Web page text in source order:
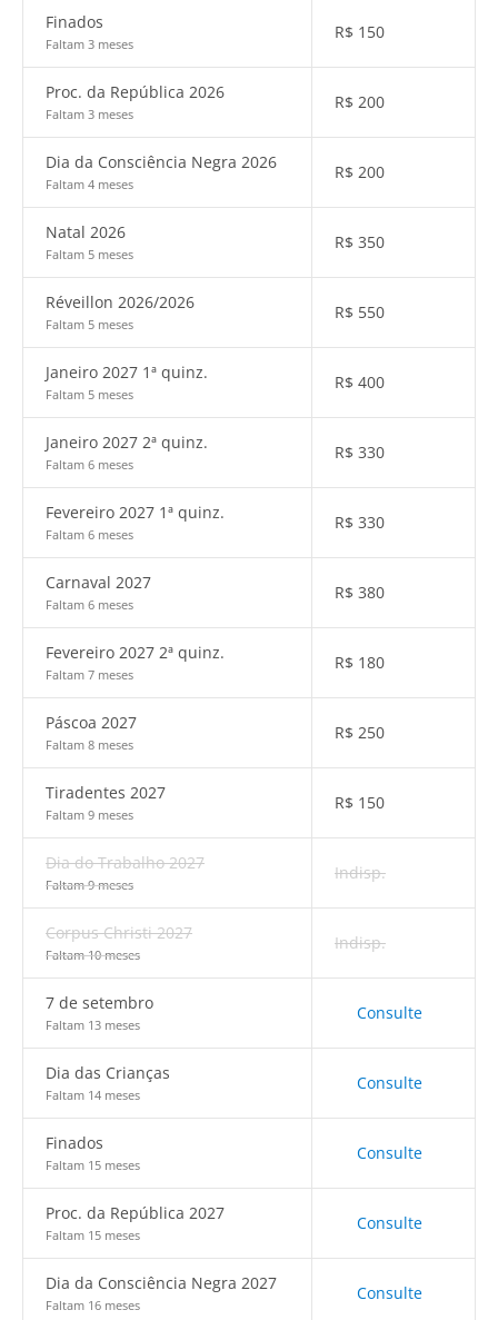
Finados
Faltam 3 meses
R$ 150
Proc. da República 2026
Faltam 3 meses
R$ 200
Dia da Consciência Negra 2026
Faltam 4 meses
R$ 200
Natal 2026
Faltam 5 meses
R$ 350
Réveillon 2026/2026
Faltam 5 meses
R$ 550
Janeiro 2027 1ª quinz.
Faltam 5 meses
R$ 400
Janeiro 2027 2ª quinz.
Faltam 6 meses
R$ 330
Fevereiro 2027 1ª quinz.
Faltam 6 meses
R$ 330
Carnaval 2027
Faltam 6 meses
R$ 380
Fevereiro 2027 2ª quinz.
Faltam 7 meses
R$ 180
Páscoa 2027
Faltam 8 meses
R$ 250
Tiradentes 2027
Faltam 9 meses
R$ 150
Dia do Trabalho 2027
Faltam 9 meses
Indisp.
Corpus Christi 2027
Faltam 10 meses
Indisp.
7 de setembro
Faltam 13 meses
Consulte
Dia das Crianças
Faltam 14 meses
Consulte
Finados
Faltam 15 meses
Consulte
Proc. da República 2027
Faltam 15 meses
Consulte
Dia da Consciência Negra 2027
Faltam 16 meses
Consulte